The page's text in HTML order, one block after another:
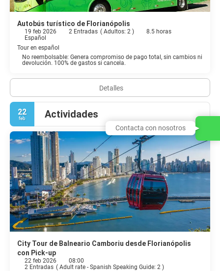
Autobús turístico de Florianópolis
19 feb 2026 2 Entradas ( Adultos: 2 )
8.5 horas
Español
Tour en español
No reembolsable: Genera compromiso de pago total, sin cambios ni
devolución. 100% de gastos si cancela.
Detalles
22
feb Actividades
City Tour de Balneario Camboriu desde Florianópolis
con Pick-up
22 feb 2026
08:00
2 Entradas ( Adult rate - Spanish Speaking Guide: 2 )
Contacta con nosotros